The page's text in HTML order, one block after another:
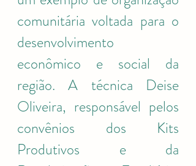
comunitária voltada para o
desenvolvimento
econômico e social da
região. A técnica Deise
Oliveira, responsável pelos
convênios dos Kits
Produtivos e da